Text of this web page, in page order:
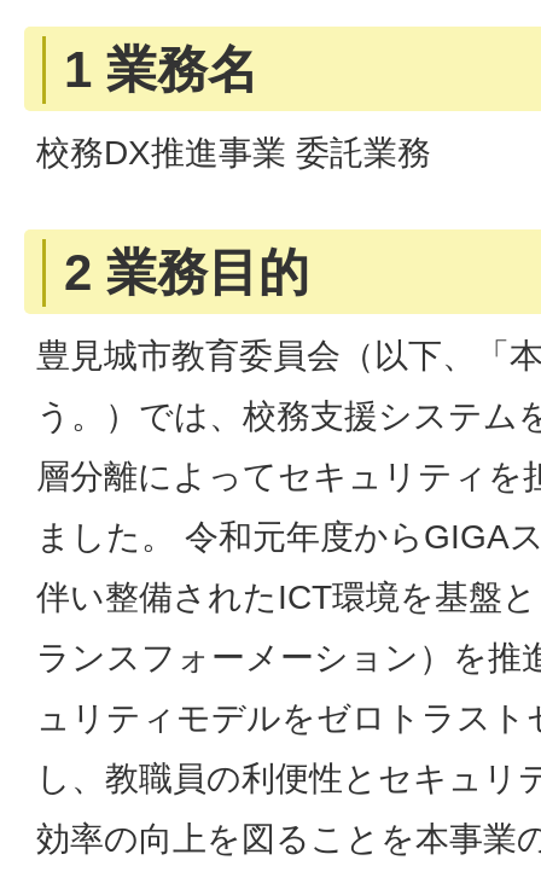
1 業務名
校務DX推進事業 委託業務
2 業務目的
豊見城市教育委員会（以下、「
う。）では、校務支援システム
層分離によってセキュリティを
ました。 令和元年度からGIGA
伴い整備されたICT環境を基盤
ランスフォーメーション）を推
ュリティモデルをゼロトラス
し、教職員の利便性とセキュリ
効率の向上を図ることを本事業